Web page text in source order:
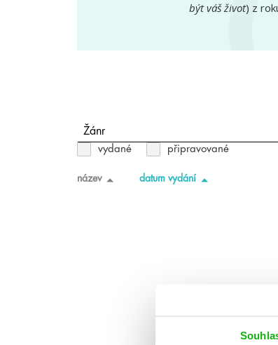
být váš život) z
Žánr
vydané připravované
název datum vydání